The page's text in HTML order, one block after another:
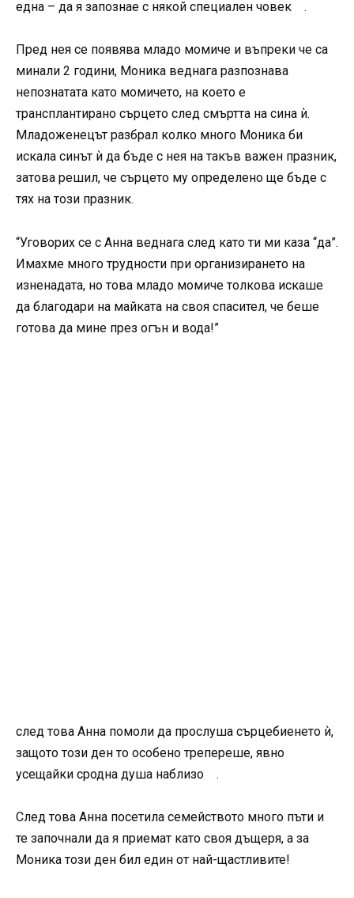
една – да я запознае с някой специален човек .
Пред нея се появява младо момиче и въпреки че са
минали 2 години, Моника веднага разпознава
непознатата като момичето, на което е
трансплантирано сърцето след смъртта на сина ѝ.
Младоженецът разбрал колко много Моника би
искала синът ѝ да бъде с нея на такъв важен празник,
затова решил, че сърцето му определено ще бъде с
тях на този празник.
“Уговорих се с Анна веднага след като ти ми каза “да”.
Имахме много трудности при организирането на
изненадата, но това младо момиче толкова искаше
да благодари на майката на своя спасител, че беше
готова да мине през огън и вода!”
след това Анна помоли да прослуша сърцебиенето ѝ,
защото този ден то особено трепереше, явно
усещайки сродна душа наблизо .
След това Анна посетила семейството много пъти и
те започнали да я приемат като своя дъщеря, а за
Моника този ден бил един от най-щастливите!